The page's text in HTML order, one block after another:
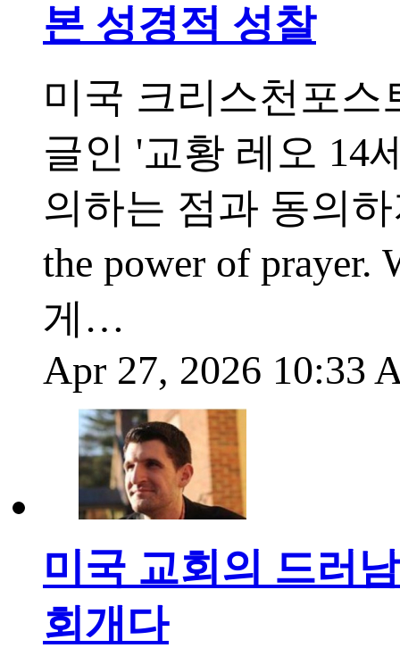
본 성경적 성찰
미국 크리스천포스
글인 '교황 레오 14
의하는 점과 동의하
the power of prayer.
게…
Apr 27, 2026 10:33
미국 교회의 드러
회개다